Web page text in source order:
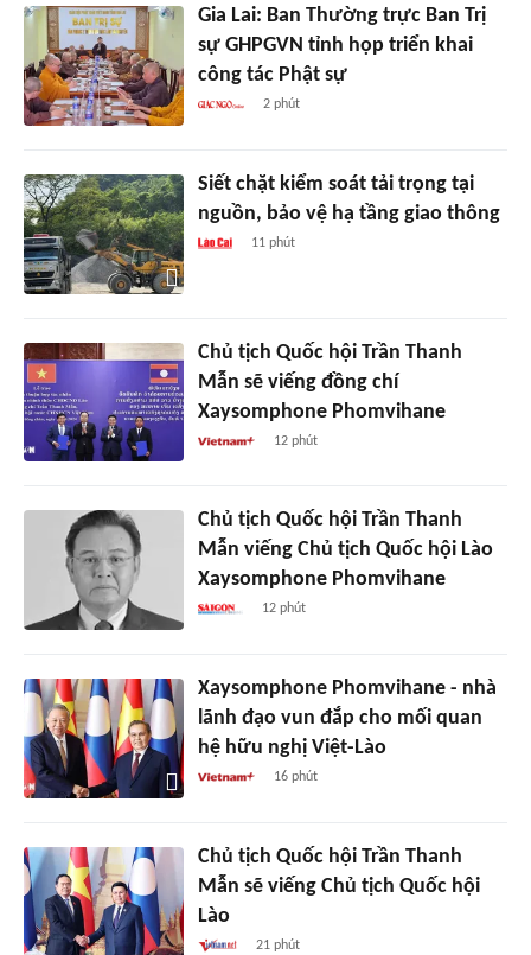
Gia Lai: Ban Thường trực Ban Trị
sự GHPGVN tỉnh họp triển khai
công tác Phật sự
2 phút
Siết chặt kiểm soát tải trọng tại
nguồn, bảo vệ hạ tầng giao thông
11 phút
Chủ tịch Quốc hội Trần Thanh
Mẫn sẽ viếng đồng chí
Xaysomphone Phomvihane
12 phút
Chủ tịch Quốc hội Trần Thanh
Mẫn viếng Chủ tịch Quốc hội Lào
Xaysomphone Phomvihane
12 phút
Xaysomphone Phomvihane - nhà
lãnh đạo vun đắp cho mối quan
hệ hữu nghị Việt-Lào
16 phút
Chủ tịch Quốc hội Trần Thanh
Mẫn sẽ viếng Chủ tịch Quốc hội
Lào
21 phút